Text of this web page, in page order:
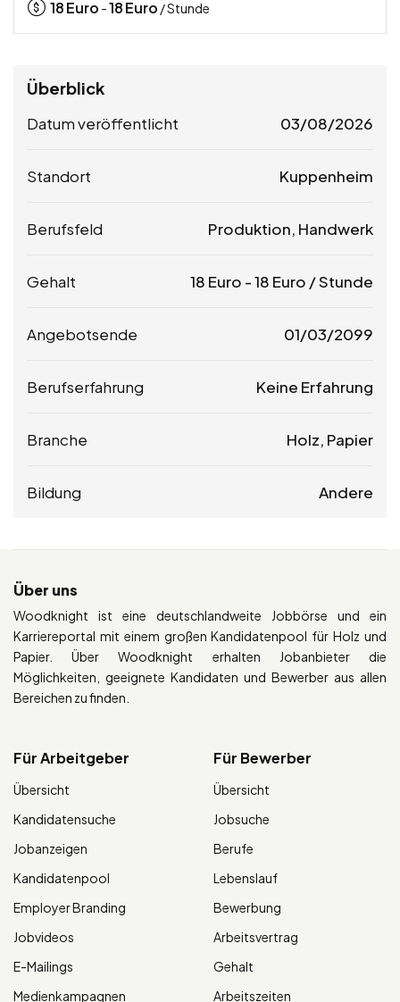
18Euro -18Euro / Stunde
Überblick
Datum veröffentlicht 03/08/2026
Standort Kuppenheim
Berufsfeld Produktion, Handwerk
Gehalt 18 Euro -18 Euro / Stunde
Angebotsende 01/03/2099
Berufserfahrung Keine Erfahrung
Branche Holz, Papier
Bildung Andere
Über uns
Woodknight ist eine deutschlandweite Jobbörse und ein
Karriereportal mit einem großen Kandidatenpool für Holz und
Papier. Über Woodknight erhalten Jobanbieter die
Möglichkeiten, geeignete Kandidaten und Bewerber aus allen
Bereichen zu finden.
Für Arbeitgeber
Übersicht
Kandidatensuche
Jobanzeigen
Kandidatenpool
Employer Branding
Jobvideos
E-Mailings
Medienkampagnen
Für Bewerber
Übersicht
Jobsuche
Berufe
Lebenslauf
Bewerbung
Arbeitsvertrag
Gehalt
Arbeitszeiten